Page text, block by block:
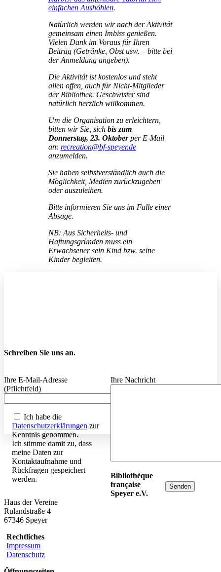
einfachen Aushöhlen.
Natürlich werden wir nach der Aktivität
gemeinsam einen Imbiss genießen.
Vielen Dank im Voraus für Ihren
Beitrag (Getränke, Obst usw. – bitte bei
der Anmeldung angeben).
Die Aktivität ist kostenlos und steht
allen offen, auch für Nicht-Mitglieder
der Bibliothek. Geschwister sind
natürlich herzlich willkommen.
Um die Organisation zu erleichtern,
bitten wir Sie, sich bis zum
Donnerstag, 23. Oktoberper E-Mail
an: recreation@bf-speyer.de
anzumelden.
Sie haben selbstverständlich auch die
Möglichkeit, Medien zurückzugeben
oder auszuleihen.
Bitte informieren Sie uns im Falle einer
Absage.
NB: Aus Sicherheits- und
Haftungsgründen muss ein
Erwachsener sein Kind bzw. seine
Kinder begleiten.
Schreiben Sie uns an.
Ihre E-Mail-Adresse
(Pflichtfeld)
Ich habe die
Datenschutzerklärungen zur
Kenntnis genommen.
Ich stimme damit zu, dass
meine Daten zur
Kontaktaufnahme und
Rückfragen gespeichert
werden.
Ihre Nachricht
Bibliothèque
française
Speyer e.V.
Haus der Vereine
Rulandstraße 4
67346 Speyer
Rechtliches
Impressum
Datenschutz